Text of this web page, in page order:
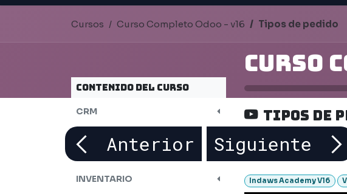
Cursos Curso Completo Odoo - v16 Tipos de pedido
Contenido del curso
CRM
VENTAS
COMPRAS
INVENTARIO
Tipos de
Anterior Siguiente
Indaws Academy V16